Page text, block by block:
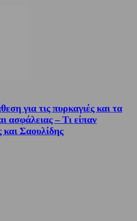
για τις πυρκαγιές και τα
ασφάλειας – Τι είπαν
Σαουλίδης